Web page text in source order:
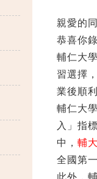
親愛的
恭喜你
輔仁大
習選擇
業後順
輔仁大
入」指
中 ， 輔
全國第